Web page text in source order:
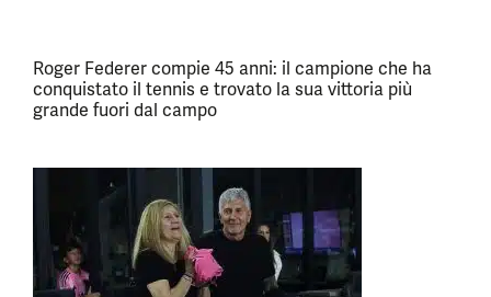
Roger Federer compie 45 anni: il campione che ha
conquistato il tennis e trovato la sua vittoria più
grande fuori dal campo